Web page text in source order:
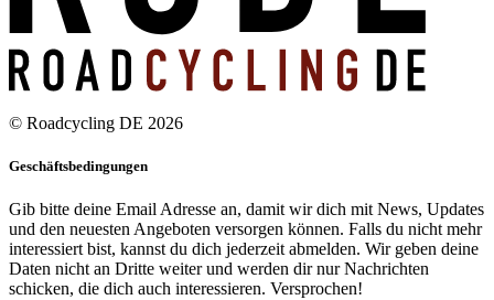
© Roadcycling DE 2026
Geschäftsbedingungen
Gib bitte deine Email Adresse an, damit wir dich mit News, Updates
und den neuesten Angeboten versorgen können. Falls du nicht mehr
interessiert bist, kannst du dich jederzeit abmelden. Wir geben deine
Daten nicht an Dritte weiter und werden dir nur Nachrichten
schicken, die dich auch interessieren. Versprochen!